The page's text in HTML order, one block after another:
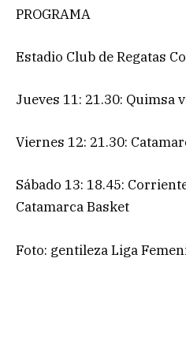
PROGRAMA
Estadio Club de Regatas
Jueves 11: 21.30: Quimsa
Viernes 12: 21.30:
Sábado 13: 18.45:
Catamarca Basket
Foto: gentileza Liga